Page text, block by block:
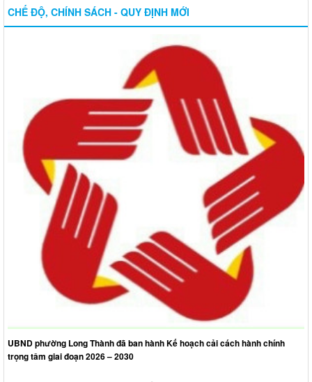
CHẾ ĐỘ, CHÍNH SÁCH - QUY ĐỊNH MỚI
UBND phường Long Thành đã ban hành Kế hoạch cải cách hành chính
trọng tâm giai đoạn 2026 – 2030